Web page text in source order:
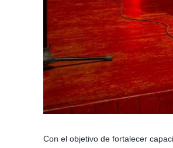
Con el objetivo de fortalecer